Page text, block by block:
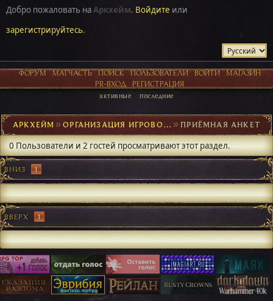
Добро пожаловать наАркхейм. Войдите или
зарегистрируйтесь.
ФОРУМ МАТЧАСТЬ ПОИСК ПОЛЬЗОВАТЕЛИ ВОЙТИ
МАГАЗИН
PR-ВХОД
РЕГИСТРАЦИЯ
активные последние
АРКХЕЙМ ► ОРГАНИЗАЦИЯ ИГРОВОГО ПРОЦЕССА ►ПРИЁМНАЯ АНКЕТ
0 Пользователи и 2 гостей просматривают этот раздел.
ВНИЗ 1
ВВЕРХ 1